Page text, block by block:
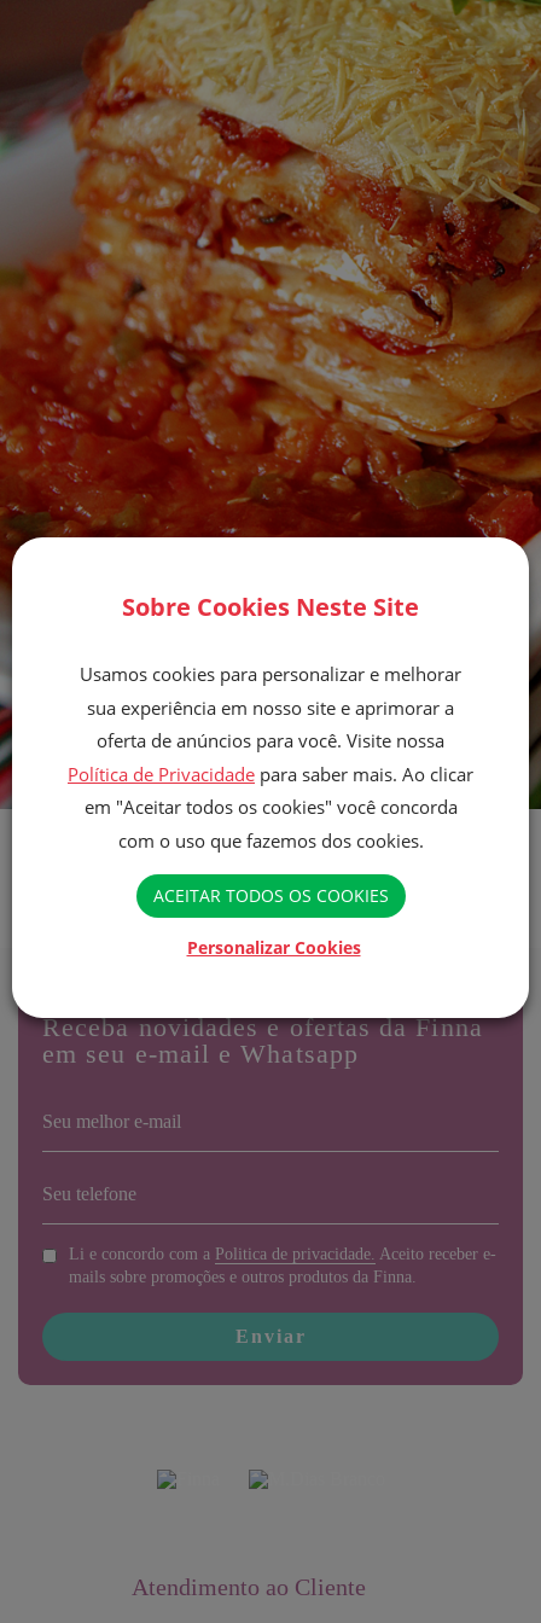
processo de cozimento da massa? A gente descomplica a sua vida, com
aquela panqueca que a gente A-DO-RA no café da manhã. 😉
Deixa a preguiça e pressa de lado, que essa receita é sinônimo de
praticidade e inovação!
Receba novidades e ofertas da Finna
em seu e-mail e Whatsapp
Li e concordo com a Politica de privacidade. Aceito receber e-
mails sobre promoções e outros produtos da Finna.
Enviar
Atendimento ao Cliente
Sobre Cookies Neste Site
Usamos cookies para personalizar e melhorar
sua experiência em nosso site e aprimorar a
oferta de anúncios para você. Visite nossa
Política de Privacidade para saber mais. Ao clicar
em "Aceitar todos os cookies" você concorda
com o uso que fazemos dos cookies.
ACEITAR TODOS OS COOKIES
Personalizar Cookies